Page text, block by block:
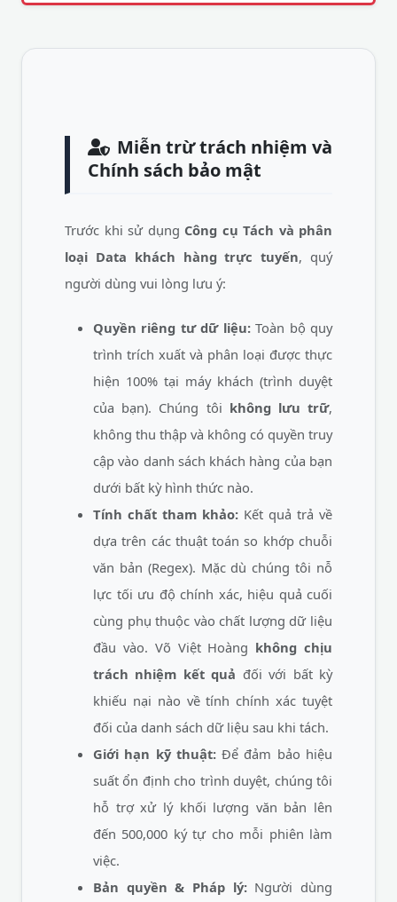
Miễn trừ trách nhiệm và
Chính sách bảo mật
Trước khi sử dụng Công cụ Tách và phân
loại Data khách hàng trực tuyến, quý
người dùng vui lòng lưu ý:
Quyền riêng tư dữ liệu:Toàn bộ quy
trình trích xuất và phân loại được thực
hiện 100% tại máy khách (trình duyệt
của bạn). Chúng tôi không lưu trữ,
không thu thập và không có quyền truy
cập vào danh sách khách hàng của bạn
dưới bất kỳ hình thức nào.
Tính chất tham khảo: Kết quả trả về
dựa trên các thuật toán so khớp chuỗi
văn bản (Regex). Mặc dù chúng tôi nỗ
lực tối ưu độ chính xác, hiệu quả cuối
cùng phụ thuộc vào chất lượng dữ liệu
đầu vào. Võ Việt Hoàng không chịu
trách nhiệm kết quả đối với bất kỳ
khiếu nại nào về tính chính xác tuyệt
đối của danh sách dữ liệu sau khi tách.
Giới hạn kỹ thuật:Để đảm bảo hiệu
suất ổn định cho trình duyệt, chúng tôi
hỗ trợ xử lý khối lượng văn bản lên
đến 500,000 ký tự cho mỗi phiên làm
việc.
Bản quyền & Pháp lý:Người dùng